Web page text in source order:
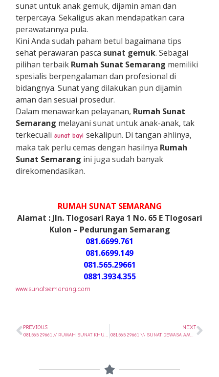
sunat untuk anak gemuk, dijamin aman dan
terpercaya. Sekaligus akan mendapatkan cara
perawatannya pula.
Kini Anda sudah paham betul bagaimana tips
sehat perawaran pasca sunat gemuk. Sebagai
pilihan terbaik Rumah Sunat Semarang memiliki
spesialis berpengalaman dan profesional di
bidangnya. Sunat yang dilakukan pun dijamin
aman dan sesuai prosedur.
Dalam menawarkan pelayanan, Rumah Sunat
Semarang melayani sunat untuk anak-anak, tak
terkecuali sunatbayi sekalipun. Di tangan ahlinya,
maka tak perlu cemas dengan hasilnya Rumah
Sunat Semarang ini juga sudah banyak
direkomendasikan.
RUMAH SUNAT SEMARANG
Alamat : Jln. Tlogosari Raya 1 No. 65 E Tlogosari
Kulon – Pedurungan Semarang
081.6699.761
081.6699.149
081.565.29661
0881.3934.355
www.sunatsemarang.com
PREVIOUS NEXT
081.565.29661 \\ SUNAT DEWASA AMAN TANPA CUTI KERJA DI GUNUNG PATI – SEMARANG